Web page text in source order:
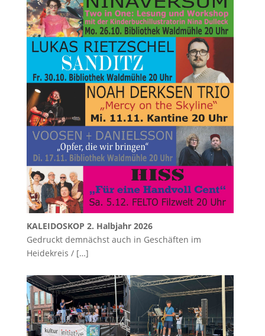
KALEIDOSKOP 2. Halbjahr 2026
Gedruckt demnächst auch in Geschäften im
Heidekreis / […]